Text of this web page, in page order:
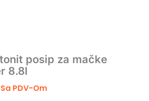
posip za mačke
8.8l
Sa PDV-Om